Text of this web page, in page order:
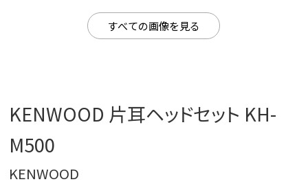
すべての画像を見る
KENWOOD 片耳ヘッドセット KH-
M500
KENWOOD